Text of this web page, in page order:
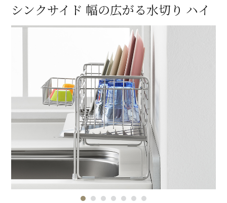
シンクサイド 幅の広がる水切り ハイ